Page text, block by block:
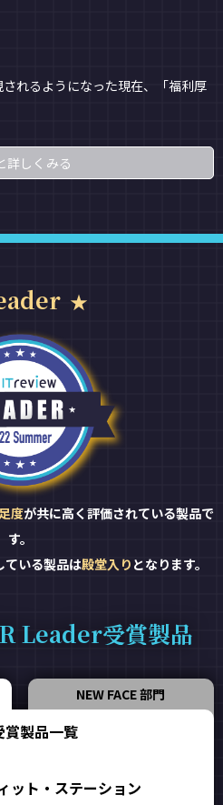
れるようになった現在、「福利厚
詳しくみる
度が共に高く評価されている製品で
す。
ている製品は殿堂入り となります。
Leader受賞製品
NEW FACE 部門
製品一覧
ット・ステーション